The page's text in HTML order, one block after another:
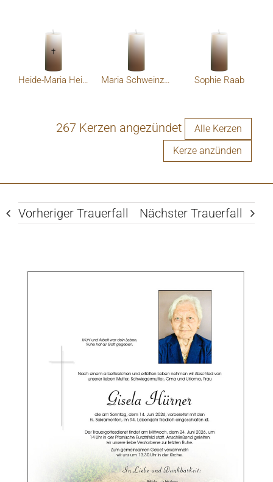
Heide-Maria Heiland Maria Schweinzer Sophie Raab
267 Kerzen angezündet
Alle Kerzen
Kerze anzünden
Vorheriger Trauerfall Nächster Trauerfall